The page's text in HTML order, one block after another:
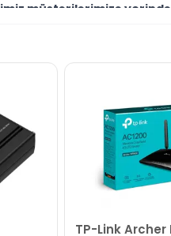
müştərilərimizə
modelini Bakıda
bağlı
hər gün
modeli ilə bağlı
TP-Link Archer